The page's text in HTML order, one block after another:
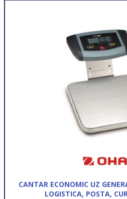
CANTAR ECONOMIC UZ
LOGISTICA, POSTA,